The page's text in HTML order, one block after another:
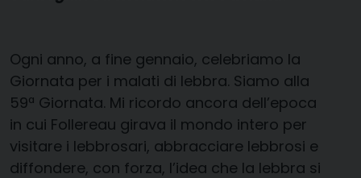
Ogni anno, a fine gennaio, celebriamo la
Giornata per i malati di lebbra. Siamo alla
59ª Giornata. Mi ricordo ancora dell’epoca
in cui Follereau girava il mondo intero per
visitare i lebbrosari, abbracciare lebbrosi e
diffondere, con forza, l’idea che la lebbra si